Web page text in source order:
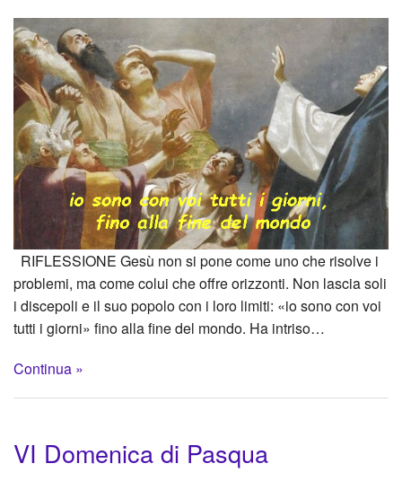
RIFLESSIONE Gesù non si pone come uno che risolve i
problemi, ma come colui che offre orizzonti. Non lascia soli
i discepoli e il suo popolo con i loro limiti: «io sono con voi
tutti i giorni» fino alla fine del mondo. Ha intriso…
Continua »
VI Domenica di Pasqua